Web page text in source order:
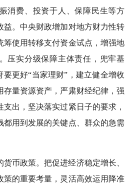
消费、投资于人、保障民生等方
益。中央财政增加对地方财力性转
筹使用转移支付资金试点，增强地
压实分级保障主体责任，兜牢基
要更好“当家理财”，建立健全增收
存量资源资产，严肃财经纪律，强
出，坚决落实过紧日子的要求，
都用到发展的关键点、群众的急需
币政策。把促进经济稳定增长、
策的重要考量，灵活高效运用降准